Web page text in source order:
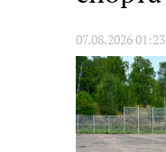
07.08.2026 01:23